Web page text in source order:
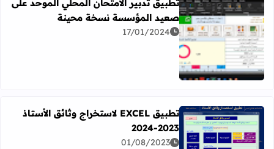
اقرأ المزيد عن تطبيق تدبير الامتحان المحلي الموحد
تطبيق تدبير الامتحان المحلي الموحد على
صعيد المؤسسة نسخة محينة
17/01/2024
اقرأ المزيد عن تطبيق EXCEL لاستخراج وثائق الأستاذ 2023-2024
تطبيق EXCEL لاستخراج وثائق الأستاذ
2023-2024
01/08/2023